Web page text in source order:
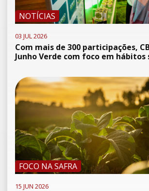
NOTÍCIAS
03 JUL 2026
Com mais de 300 participações,
Junho Verde com foco em
FOCO NA SAFRA
15 JUN 2026